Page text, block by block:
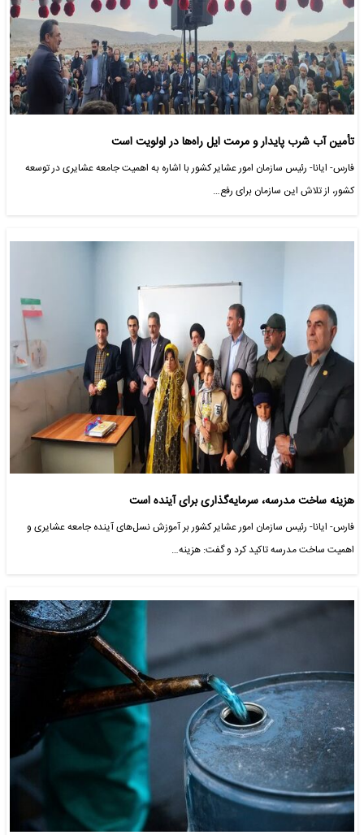
تأمین آب شرب پایدار و مرمت ایل راه‌ها در اولویت است
فارس- ایانا- رئیس سازمان امور عشایر کشور با اشاره به اهمیت جامعه عشایری در توسعه
کشور، از تلاش این سازمان برای رفع…
هزینه ساخت مدرسه، سرمایه‌گذاری برای آینده است
فارس- ایانا- رئیس سازمان امور عشایر کشور بر آموزش نسل‌های آینده جامعه عشایری و
اهمیت ساخت مدرسه تاکید کرد و گفت: هزینه…